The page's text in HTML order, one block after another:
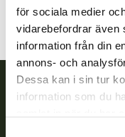
för sociala medier
vidarebefordrar även
information från din
annons- och
Dessa kan i sin tur
information som du